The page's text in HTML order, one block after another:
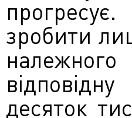
зробити
десяток